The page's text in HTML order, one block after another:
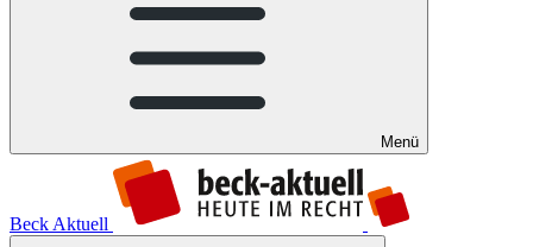
Menü
Beck Aktuell